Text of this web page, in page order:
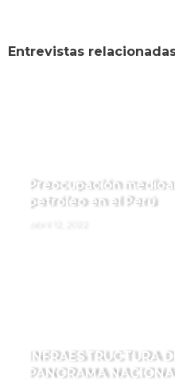
Entrevistas
Preocupación
petróleo en el Perú
INFRAESTRUCTURA
PANORAMA